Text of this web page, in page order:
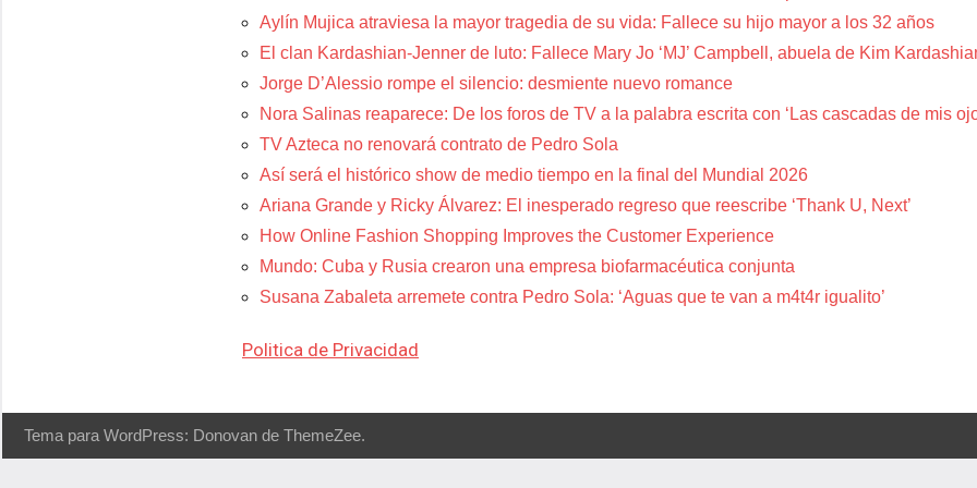
Aylín Mujica atraviesa la mayor tragedia de su vida: Fallece su hijo mayor a los 32 años
El clan Kardashian-Jenner de luto: Fallece Mary Jo ‘MJ’ Campbell, abuela de Kim
Jorge D’Alessio rompe el silencio: desmiente nuevo romance
Nora Salinas reaparece: De los foros de TV a la palabra escrita con ‘Las cascadas de mis
TV Azteca no renovará contrato de Pedro Sola
Así será el histórico show de medio tiempo en la final del Mundial 2026
Ariana Grande y Ricky Álvarez: El inesperado regreso que reescribe ‘Thank U, Next’
How Online Fashion Shopping Improves the Customer Experience
Mundo: Cuba y Rusia crearon una empresa biofarmacéutica conjunta
Susana Zabaleta arremete contra Pedro Sola: ‘Aguas que te van a m4t4r igualito’
Politica de Privacidad
Tema para WordPress: Donovan de ThemeZee.